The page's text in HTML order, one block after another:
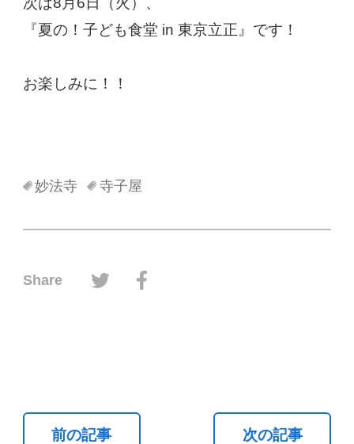
『夏の！子ども食堂 in 東京立正』です！
お楽しみに！！
妙法寺 寺子屋
Share ツイッターでシェアする
前の記事 次の記事